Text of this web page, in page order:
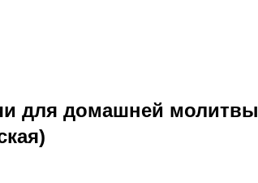
для домашней молитвы